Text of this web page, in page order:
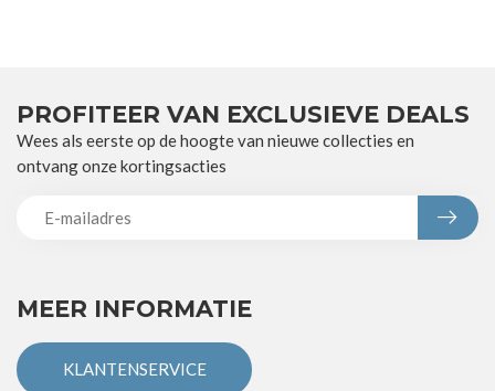
MEER INFORMATIE
KLANTENSERVICE
PROFITEER VAN EXCLUSIEVE DEALS
Wees als eerste op de hoogte van nieuwe collecties en
ontvang onze kortingsacties